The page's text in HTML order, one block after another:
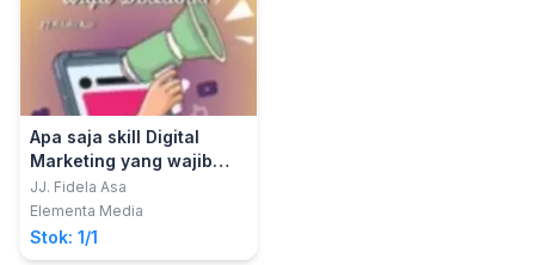
Apa saja skill Digital
Marketing yang wajib
diketahui?
JJ. Fidela Asa
Elementa Media
Stok: 1/1